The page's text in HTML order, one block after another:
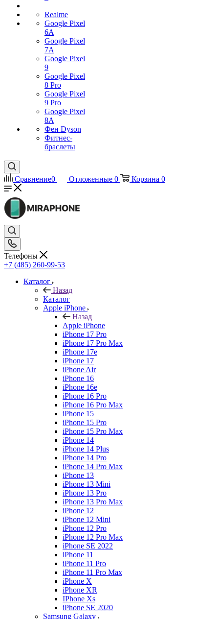
Realme
Google Pixel
6A
Google Pixel
7А
Google Pixel
9
Google Pixel
8 Pro
Google Pixel
9 Pro
Google Pixel
8A
Фен Dyson
Фитнес-
браслеты
Сравнение0 Отложенные 0 Корзина 0
Телефоны
+7 (485) 260-99-53
Каталог
Назад
Каталог
Apple iPhone
Назад
Apple iPhone
iPhone 17 Pro
iPhone 17 Pro Max
iPhone 17e
iPhone 17
iPhone Air
iPhone 16
iPhone 16e
iPhone 16 Pro
iPhone 16 Pro Max
iPhone 15
iPhone 15 Pro
iPhone 15 Pro Max
iPhone 14
iPhone 14 Plus
iPhone 14 Pro
iPhone 14 Pro Max
iPhone 13
iPhone 13 Mini
iPhone 13 Pro
iPhone 13 Pro Max
iPhone 12
iPhone 12 Mini
iPhone 12 Pro
iPhone 12 Pro Max
iPhone SE 2022
iPhone 11
iPhone 11 Pro
iPhone 11 Pro Max
iPhone X
iPhone XR
IPhone Xs
iPhone SE 2020
Samsung Galaxy